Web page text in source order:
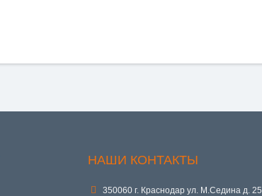
НАШИ КОНТАКТЫ
350060 г. Краснодар ул. М.Седина д. 25